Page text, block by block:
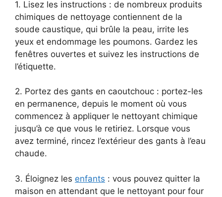
1. Lisez les instructions : de nombreux produits
chimiques de nettoyage contiennent de la
soude caustique, qui brûle la peau, irrite les
yeux et endommage les poumons. Gardez les
fenêtres ouvertes et suivez les instructions de
l’étiquette.
2. Portez des gants en caoutchouc : portez-les
en permanence, depuis le moment où vous
commencez à appliquer le nettoyant chimique
jusqu’à ce que vous le retiriez. Lorsque vous
avez terminé, rincez l’extérieur des gants à l’eau
chaude.
3. Éloignez les enfants : vous pouvez quitter la
maison en attendant que le nettoyant pour four